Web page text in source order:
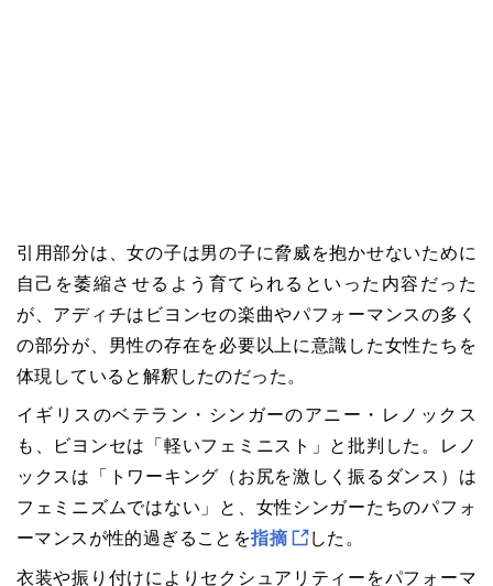
引用部分は、女の子は男の子に脅威を抱かせないために
自己を萎縮させるよう育てられるといった内容だった
が、アディチはビヨンセの楽曲やパフォーマンスの多く
の部分が、男性の存在を必要以上に意識した女性たちを
体現していると解釈したのだった。
イギリスのベテラン・シンガーのアニー・レノックス
も、ビヨンセは「軽いフェミニスト」と批判した。レノ
ックスは「トワーキング（お尻を激しく振るダンス）は
フェミニズムではない」と、女性シンガーたちのパフォ
ーマンスが性的過ぎることを指摘 した。
衣装や振り付けによりセクシュアリティーをパフォーマ